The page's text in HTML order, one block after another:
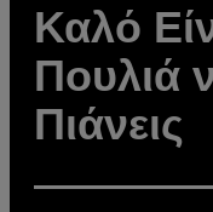
Καλό
Πουλιά
Πιάνεις